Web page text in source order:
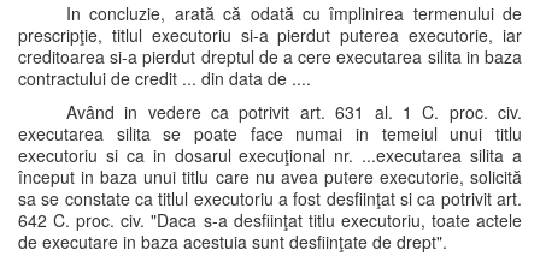
In concluzie, arată că odată cu împlinirea termenului de
prescripţie, titlul executoriu si-a pierdut puterea executorie, iar
creditoarea si-a pierdut dreptul de a cere executarea silita in baza
contractului de credit ... din data de ....
Având in vedere ca potrivit art. 631 al. 1 C. proc. civ.
executarea silita se poate face numai in temeiul unui titlu
executoriu si ca in dosarul execuţional nr. ...executarea silita a
început in baza unui titlu care nu avea putere executorie, solicită
sa se constate ca titlul executoriu a fost desfiinţat si ca potrivit art.
642 C. proc. civ. "Daca s-a desfiinţat titlu executoriu, toate actele
de executare in baza acestuia sunt desfiinţate de drept".